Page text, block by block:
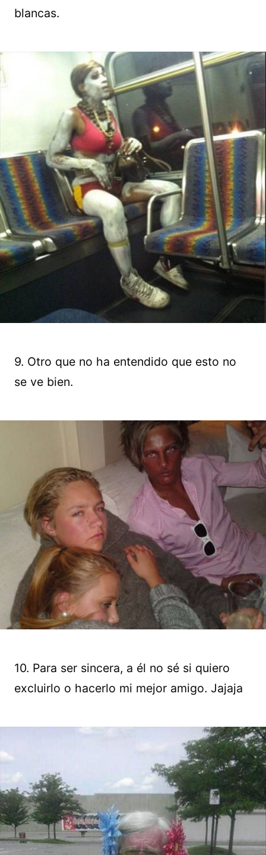
blancas.
9. Otro que no ha entendido que esto no
se ve bien.
10. Para ser sincera, a él no sé si quiero
excluirlo o hacerlo mi mejor amigo. Jajaja